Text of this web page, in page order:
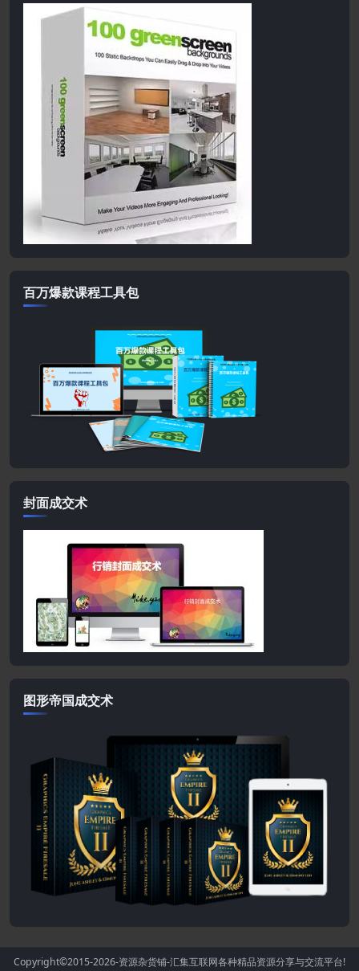
百万爆款课程工具包
封面成交术
图形帝国成交术
Copyright©2015-2026-资源杂货铺-汇集互联网各种精品资源分享与交流平台!